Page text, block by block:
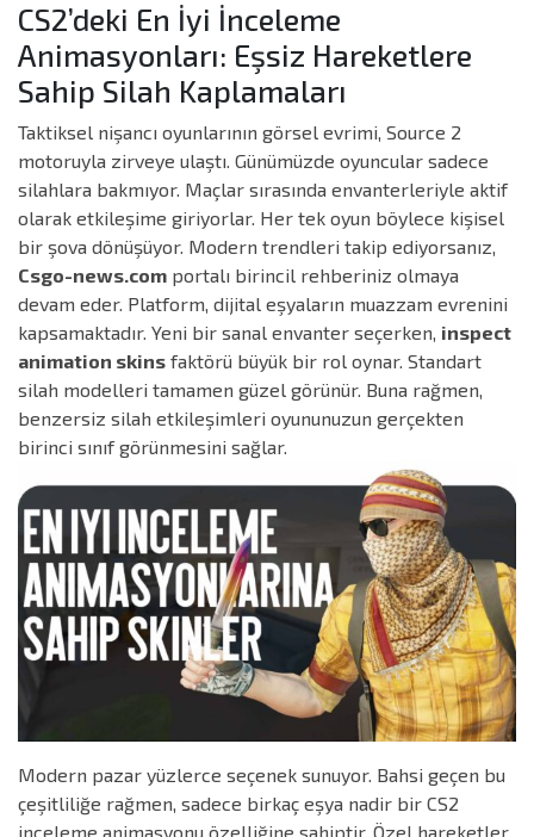
CS2’deki En İyi İnceleme
Animasyonları: Eşsiz Hareketlere
Sahip Silah Kaplamaları
Taktiksel nişancı oyunlarının görsel evrimi, Source 2
motoruyla zirveye ulaştı. Günümüzde oyuncular sadece
silahlara bakmıyor. Maçlar sırasında envanterleriyle aktif
olarak etkileşime giriyorlar. Her tek oyun böylece kişisel
bir şova dönüşüyor. Modern trendleri takip ediyorsanız,
Csgo-news.com portalı birincil rehberiniz olmaya
devam eder. Platform, dijital eşyaların muazzam evrenini
kapsamaktadır. Yeni bir sanal envanter seçerken, inspect
animation skins faktörü büyük bir rol oynar. Standart
silah modelleri tamamen güzel görünür. Buna rağmen,
benzersiz silah etkileşimleri oyununuzun gerçekten
birinci sınıf görünmesini sağlar.
Modern pazar yüzlerce seçenek sunuyor. Bahsi geçen bu
çeşitliliğe rağmen, sadece birkaç eşya nadir bir CS2
inceleme animasyonu özelliğine sahiptir. Özel hareketler